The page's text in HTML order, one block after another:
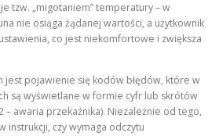
tzw. „migotaniem” temperatury – w
nie osiąga żądanej wartości, a użytkownik
co jest niekomfortowe i zwiększa
jest pojawienie się kodów błędów, które w
są wyświetlane w formie cyfr lub skrótów
– awaria przekaźnika). Niezależnie od tego,
instrukcji, czy wymaga odczytu